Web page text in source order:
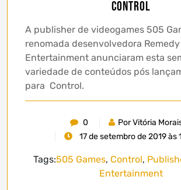
Control
A publisher de videogames 505
renomada desenvolvedora Remedy
Entertainment anunciaram esta
variedade de conteúdos pós
para Control.
0
Por Vitória
17 de setembro de 2019 às
Tags:505 Games, Control,
Entertainment